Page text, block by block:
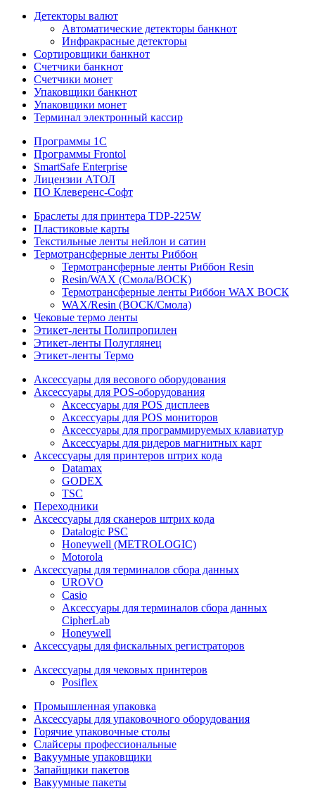
Детекторы валют
Автоматические детекторы банкнот
Инфракрасные детекторы
Сортировщики банкнот
Счетчики банкнот
Счетчики монет
Упаковщики банкнот
Упаковщики монет
Терминал электронный кассир
Программы 1C
Программы Frontol
SmartSafe Enterprise
Лицензии АТОЛ
ПО Клеверенс-Софт
Браслеты для принтера TDP-225W
Пластиковые карты
Текстильные ленты нейлон и сатин
Термотрансферные ленты Риббон
Термотрансферные ленты Риббон Resin
Resin/WAX (Смола/ВОСК)
Термотрансферные ленты Риббон WAX ВОСК
WAX/Resin (ВОСК/Смола)
Чековые термо ленты
Этикет-ленты Полипропилен
Этикет-ленты Полуглянец
Этикет-ленты Термо
Аксессуары для весового оборудования
Аксессуары для POS-оборудования
Аксессуары для POS дисплеев
Аксессуары для POS мониторов
Аксессуары для программируемых клавиатур
Аксессуары для ридеров магнитных карт
Аксессуары для принтеров штрих кода
Datamax
GODEX
TSC
Переходники
Аксессуары для сканеров штрих кода
Datalogic PSC
Honeywell (METROLOGIC)
Motorola
Аксессуары для терминалов сбора данных
UROVO
Casio
Аксессуары для терминалов сбора данных
CipherLab
Honeywell
Аксессуары для фискальных регистраторов
Аксессуары для чековых принтеров
Posiflex
Промышленная упаковка
Аксессуары для упаковочного оборудования
Горячие упаковочные столы
Слайсеры профессиональные
Вакуумные упаковщики
Запайщики пакетов
Вакуумные пакеты